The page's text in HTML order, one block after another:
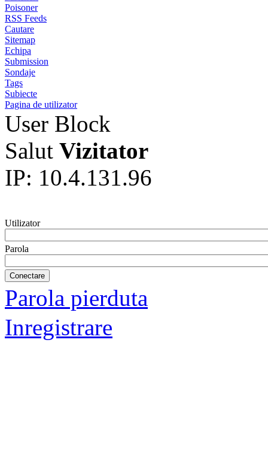
Poisoner
RSS Feeds
Cautare
Sitemap
Echipa
Submission
Sondaje
Tags
Subiecte
Pagina de utilizator
User Block
Salut Vizitator
IP: 10.4.131.96
Utilizator
Parola
Parola pierduta
Inregistrare